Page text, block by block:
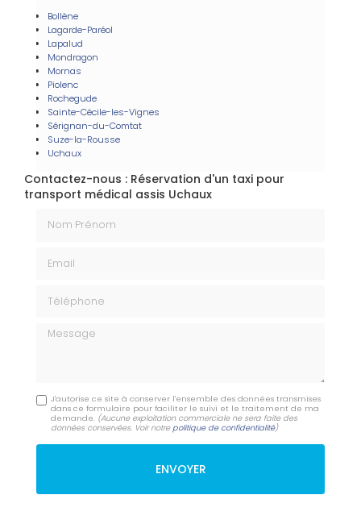
Bollène
Lagarde-Paréol
Lapalud
Mondragon
Mornas
Piolenc
Rochegude
Sainte-Cécile-les-Vignes
Sérignan-du-Comtat
Suze-la-Rousse
Uchaux
Contactez-nous : Réservation d'un taxi pour
transport médical assis Uchaux
Message
J'autorise ce site à conserver l'ensemble des données transmises
dans ce formulaire pour faciliter le suivi et le traitement de ma
demande. (Aucune exploitation commerciale ne sera faite des
données conservées. Voir notrepolitique de confidentialité)